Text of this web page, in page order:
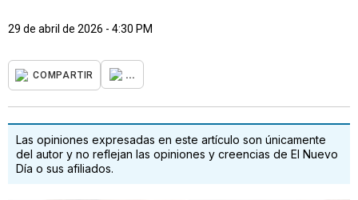
29 de abril de 2026 - 4:30 PM
COMPARTIR ...
Las opiniones expresadas en este artículo son únicamente
del autor y no reflejan las opiniones y creencias de El Nuevo
Día o sus afiliados.